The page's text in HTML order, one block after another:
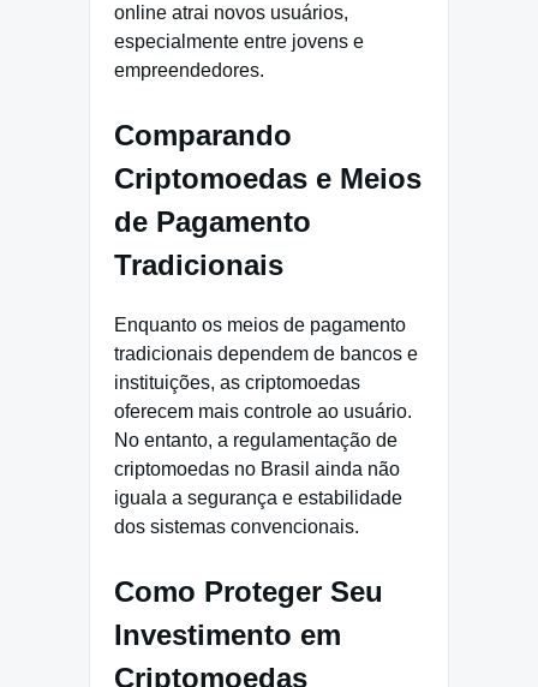
online atrai novos usuários,
especialmente entre jovens e
empreendedores.
Comparando
Criptomoedas e Meios
de Pagamento
Tradicionais
Enquanto os meios de pagamento
tradicionais dependem de bancos e
instituições, as criptomoedas
oferecem mais controle ao usuário.
No entanto, a regulamentação de
criptomoedas no Brasil ainda não
iguala a segurança e estabilidade
dos sistemas convencionais.
Como Proteger Seu
Investimento em
Criptomoedas